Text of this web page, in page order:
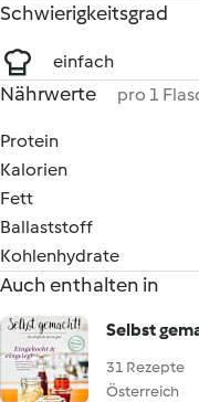
Schwierigkeitsgrad
einfach
Nährwerte pro 1
Protein
Kalorien
Fett
Ballaststoff
Kohlenhydrate
Auch enthalten in
Selbst
31 Rezepte
Österreich